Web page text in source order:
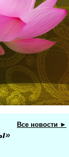
Все новости ►